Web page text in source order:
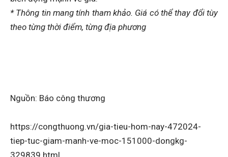
* Thông tin mang tính tham khảo. Giá có thể thay đổi tùy
theo từng thời điểm, từng địa phương
Nguồn: Báo công thương
https://congthuong.vn/gia-tieu-hom-nay-472024-
tiep-tuc-giam-manh-ve-moc-151000-dongkg-
329839.html